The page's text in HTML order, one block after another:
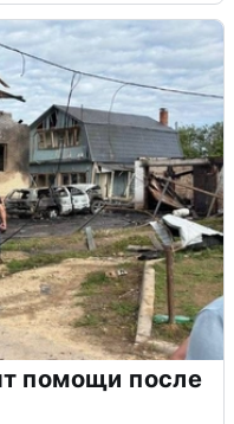
помощи после